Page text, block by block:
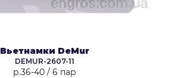
Вьетнамки DeMur
DEMUR-2607-11
р.36-40 / 6 пар